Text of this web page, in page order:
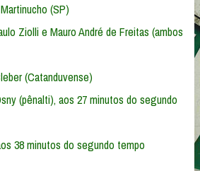
(SP)
Ziolli e Mauro André de Freitas (ambos
(Catanduvense)
(pênalti), aos 27 minutos do segundo
38 minutos do segundo tempo